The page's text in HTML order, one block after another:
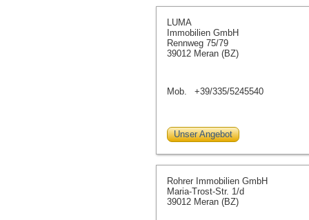
LUMA
Immobilien GmbH
Rennweg 75/79
39012 Meran (BZ)
Mob. +39/335/5245540
Unser Angebot
Rohrer Immobilien GmbH
Maria-Trost-Str. 1/d
39012 Meran (BZ)